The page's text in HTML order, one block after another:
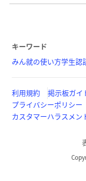
キーワード
みん就の使い方学生認
利用規約 掲示板ガイ
プライバシーポリシー
カスタマーハラスメン